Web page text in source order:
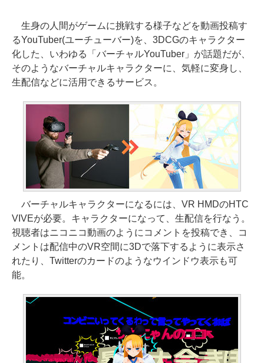
生身の人間がゲームに挑戦する様子などを動画投稿す
るYouTuber(ユーチューバー)を、3DCGのキャラクター
化した、いわゆる「バーチャルYouTuber」が話題だが、
そのようなバーチャルキャラクターに、気軽に変身し、
生配信などに活用できるサービス。
バーチャルキャラクターになるには、VR HMDのHTC
VIVEが必要。キャラクターになって、生配信を行なう。
視聴者はニコニコ動画のようにコメントを投稿でき、コ
メントは配信中のVR空間に3Dで落下するように表示さ
れたり、Twitterのカードのようなウインドウ表示も可
能。